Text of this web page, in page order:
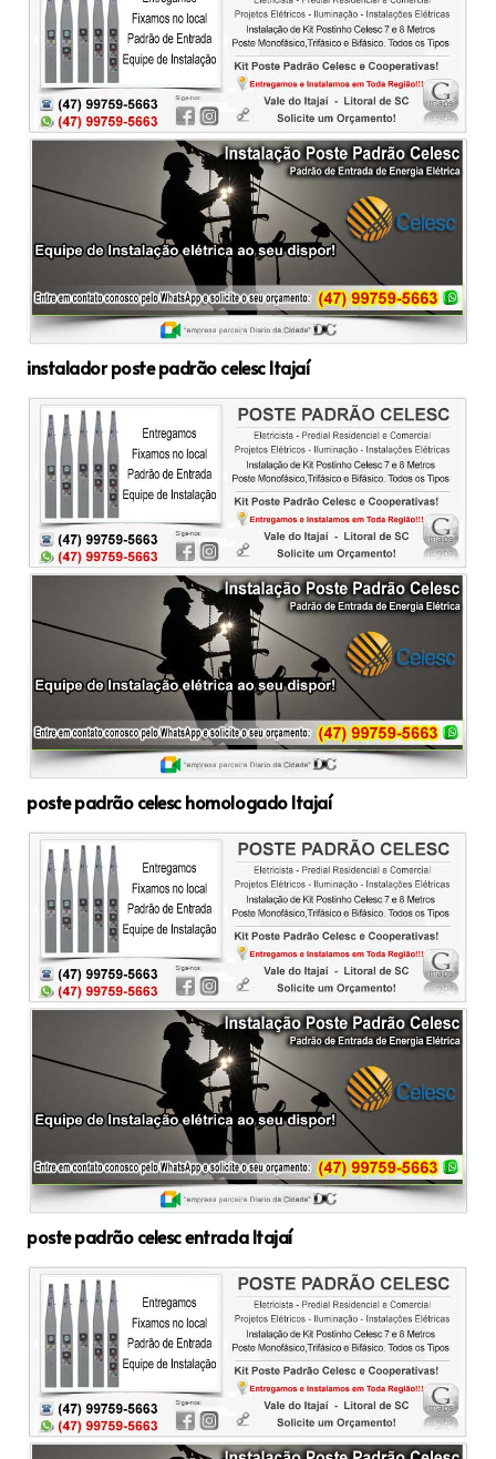
instalador poste padrão celesc Itajaí
poste padrão celesc homologado Itajaí
poste padrão celesc entrada Itajaí